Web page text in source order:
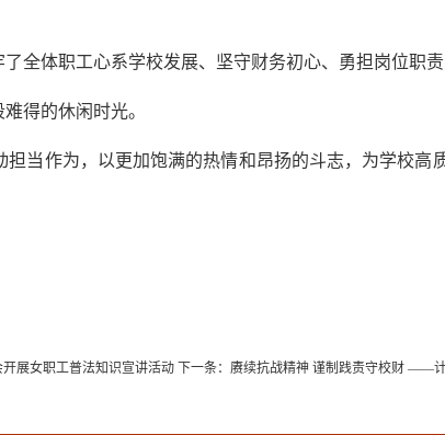
全体职工心系学校发展、坚守财务初心、勇担岗位职
得的休闲时光。
担当作为，以 更加饱满的热情和昂扬的斗志， 为学校高
展女职工普法知识宣讲活动下一条： 赓续抗战精神 谨制践责守校财 ——